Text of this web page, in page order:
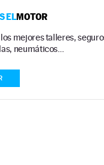
ELMOTOR
mejores talleres,
neumáticos…